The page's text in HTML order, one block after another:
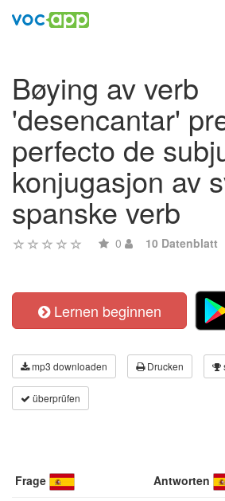
Bøying av verb
'desencantar'
perfecto de
konjugasjon av
spanske verb
0 10 Datenblatt
Lernen beginnen
mp3 downloaden Drucken
überprüfen
Frage Antworten